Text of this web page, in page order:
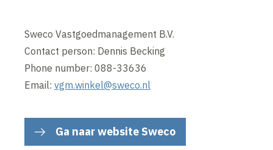
Sweco Vastgoedmanagement B.V.
Contact person: Dennis Becking
Phone number: 088-33636
Email:vgm.winkel@sweco.nl
Ga naar website Sweco